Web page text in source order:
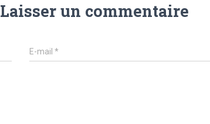
Laisser un commentaire
E-mail*